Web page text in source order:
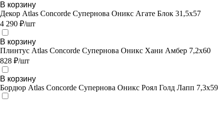
В корзину
Декор Atlas Concorde Супернова Оникс Агате Блок 31,5х57
4 290 ₽/шт
В корзину
Плинтус Atlas Concorde Супернова Оникс Хани Амбер 7,2х60
828 ₽/шт
В корзину
Бордюр Atlas Concorde Супернова Оникс Роял Голд Лапп 7,3х59